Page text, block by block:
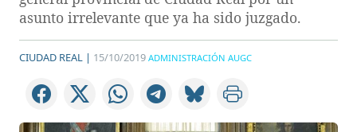
asunto irrelevante que ya ha sido juzgado.
CIUDAD REAL | 15/10/2019 ADMINISTRACIÓN AUGC